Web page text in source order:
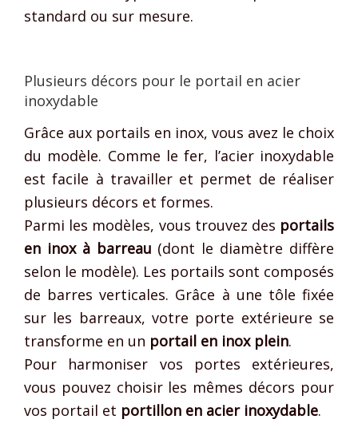
standard ou sur mesure.
Plusieurs décors pour le portail en acier
inoxydable
Grâce aux portails en inox, vous avez le choix
du modèle. Comme le fer, l’acier inoxydable
est facile à travailler et permet de réaliser
plusieurs décors et formes.
Parmi les modèles, vous trouvez des portails
en inox à barreau (dont le diamètre diffère
selon le modèle). Les portails sont composés
de barres verticales. Grâce à une tôle fixée
sur les barreaux, votre porte extérieure se
transforme en un portail en inox plein.
Pour harmoniser vos portes extérieures,
vous pouvez choisir les mêmes décors pour
vos portail et portillon en acier inoxydable.